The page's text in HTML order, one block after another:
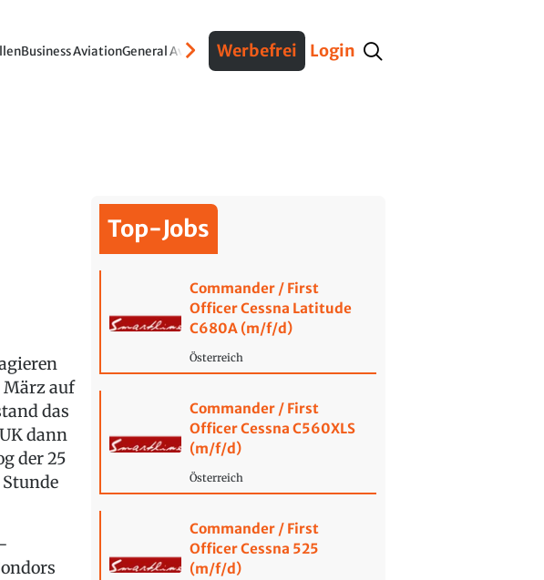
Business AviationGeneral AviationVerteidigungInterviews Fracht
Werbefrei Login
März auf
das
dann
der 25
Top-Jobs
Commander / First
Officer Cessna Latitude
C680A (m/f/d)
Österreich
Commander / First
Officer Cessna C560XLS
(m/f/d)
Österreich
Commander / First
Officer Cessna 525
(m/f/d)